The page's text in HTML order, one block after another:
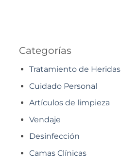
Categorías
Tratamiento de Heridas
Cuidado Personal
Artículos de limpieza
Vendaje
Desinfección
Camas Clínicas